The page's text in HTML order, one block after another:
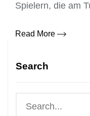
Spielern, die am
Read More
Search